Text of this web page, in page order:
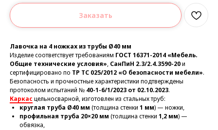
Заказать
Лавочка на 4 ножках из трубы Ø40 мм
Изделие соответствует требованиям ГОСТ 16371-2014 «Мебель.
Общие технические условия», СанПиН 2.3/2.4.3590-20и
сертифицировано по ТР ТС 025/2012 «О безопасности мебели».
Безопасность и прочностные характеристики подтверждены
протоколом испытаний № 40-1-6/1/2023 от 02.10.2023.
Каркас цельносварной, изготовлен из стальных труб:
круглая труба Ø40 мм (толщина стенки 1 мм) — ножки,
профильная труба 20×20 мм (толщина стенки 1,2 мм) —
обвязка,